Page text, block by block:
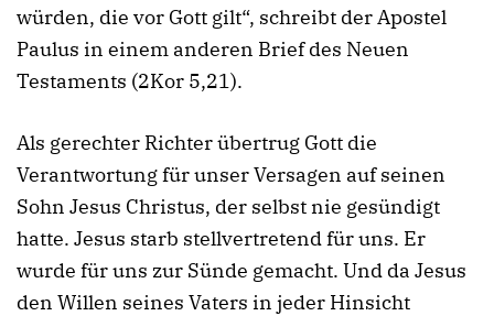
würden, die vor Gott gilt“, schreibt der Apostel
Paulus in einem anderen Brief des Neuen
Testaments (2Kor 5,21).
Als gerechter Richter übertrug Gott die
Verantwortung für unser Versagen auf seinen
Sohn Jesus Christus, der selbst nie gesündigt
hatte. Jesus starb stellvertretend für uns. Er
wurde für uns zur Sünde gemacht. Und da Jesus
den Willen seines Vaters in jeder Hinsicht